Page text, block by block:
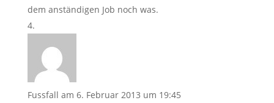
dem anständigen Job noch was.
Fussfall am 6. Februar 2013 um 19:45